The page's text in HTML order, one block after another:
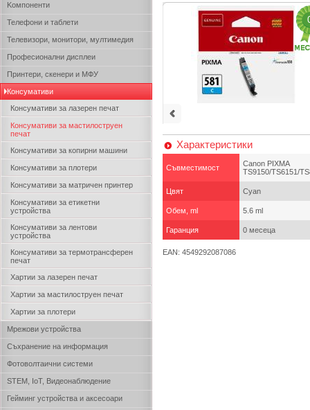
Kомпоненти
Телефони и таблети
Телевизори, монитори, мултимедия
Професионални дисплеи
Принтери, скенери и МФУ
Консумативи
Консумативи за лазерен печат
Консумативи за мастилоструен
печат
Консумативи за копирни машини
Консумативи за плотери
Консумативи за матричен принтер
Консумативи за етикетни
устройства
Консумативи за лентови
устройства
Консумативи за термотрансферен
печат
Хартии за лазерен печат
Хартии за мастилоструен печат
Хартии за плотери
Мрежови устройства
Съхранение на информация
Фотоволтаични системи
STEM, IoT, Видеонаблюдение
Гейминг устройства и аксесоари
Характеристики
Съвместимост
Canon PIXMA
TS9150/TS6151/
Цвят Cyan
Обем, ml 5.6 ml
Гаранция 0 месеца
EAN: 4549292087086